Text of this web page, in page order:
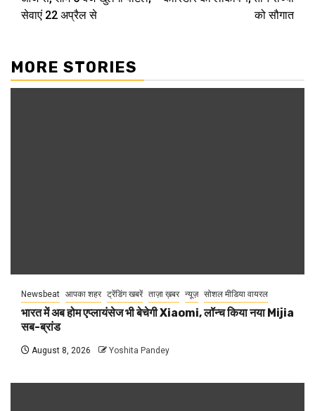
सेवाएं 22 अप्रैल से
को सौगात
MORE STORIES
Newsbeat आपका शहर ट्रेंडिंग खबरें ताज़ा ख़बर न्यूज़ सोशल मीडिया वायरल
भारत में अब होम एप्लायंसेज भी बेचेगी Xiaomi, लॉन्च किया नया Mijia
सब-ब्रांड
August 8, 2026 Yoshita Pandey